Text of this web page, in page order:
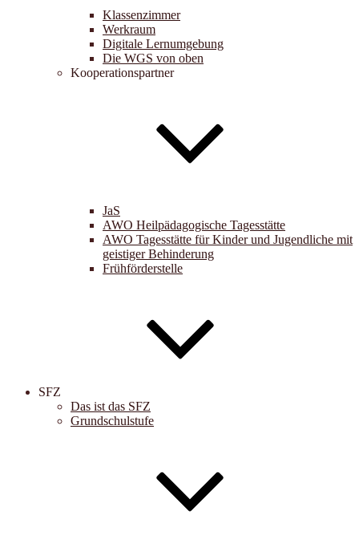
Klassenzimmer
Werkraum
Digitale Lernumgebung
Die WGS von oben
Kooperationspartner
JaS
AWO Heilpädagogische Tagesstätte
AWO Tagesstätte für Kinder und Jugendliche mit
geistiger Behinderung
Frühförderstelle
SFZ
Das ist das SFZ
Grundschulstufe